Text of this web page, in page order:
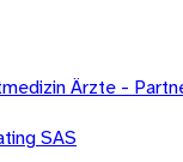
Ärzte -
SAS